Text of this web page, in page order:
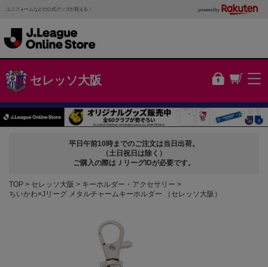
ユニフォームなどの公式グッズが買える！ powered by
セレッソ大阪
平日午前10時までのご注文は当日出荷。
（土日祝日は除く）
ご購入の際はＪリーグIDが必要です。
TOP セレッソ大阪
キーホルダー・アクセサリー
ちいかわ×Jリーグ メタルチャームキーホルダー （セレッソ大阪）